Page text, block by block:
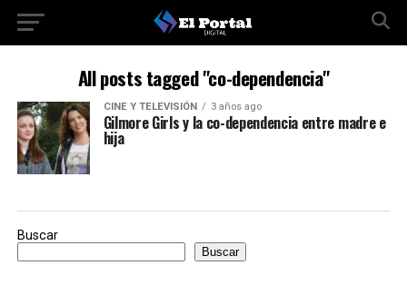
All posts tagged "co-dependencia"
CINE Y TELEVISIÓN 3 años ago
Gilmore Girls y la co-dependencia entre madre e
hija
Buscar
Buscar